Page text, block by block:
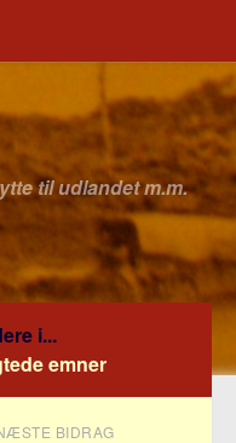
til udlandet m.m.
i...
emner
BIDRAG